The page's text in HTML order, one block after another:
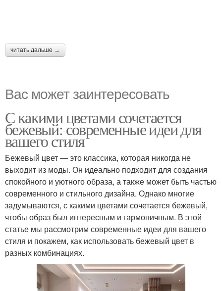
читать дальше →
Вас может заинтересовать
С какими цветами сочетается
бежевый: современные идеи для
вашего стиля
Бежевый цвет — это классика, которая никогда не
выходит из моды. Он идеально подходит для создания
спокойного и уютного образа, а также может быть частью
современного и стильного дизайна. Однако многие
задумываются, с какими цветами сочетается бежевый,
чтобы образ был интересным и гармоничным. В этой
статье мы рассмотрим современные идеи для вашего
стиля и покажем, как использовать бежевый цвет в
разных комбинациях.